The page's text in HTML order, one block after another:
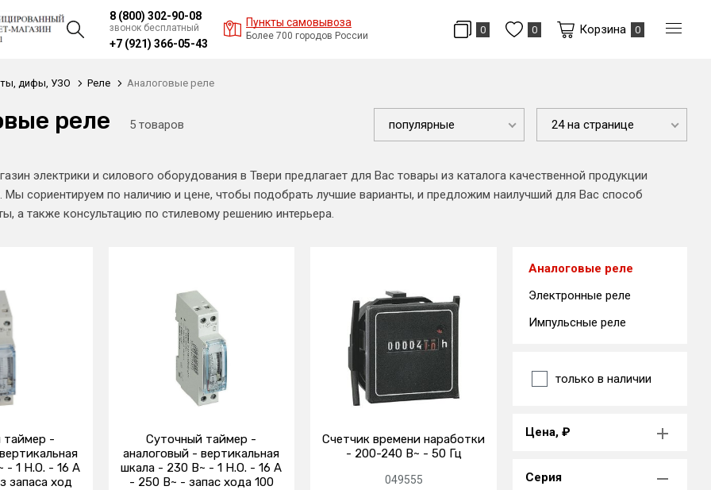
8 (800) 302-90-08
звонок бесплатный
+7 (921) 366-05-43
Пункты самовывоза
Более 700 городов России
0 0 Корзина 0
дифы, УЗО Реле Аналоговые реле
реле 5 товаров популярные 24 на странице
электрики и силового оборудования в Твери предлагает для Вас товары из каталога качественной продукции
Мы сориентируем по наличию и цене, чтобы подобрать лучшие варианты, и предложим наилучший для Вас способ
а также консультацию по стилевому решению интерьера.
таймер -
- 1 Н.О. - 16 А
запаса ход
Суточный таймер -
аналоговый - вертикальная
шкала - 230 В~ - 1 Н.О. - 16 А
- 250 В~ - запас хода 100
Счетчик времени наработки
- 200-240 В~ - 50 Гц
049555
Аналоговые реле
Электронные реле
Импульсные реле
только в наличии
Цена, ₽
Серия